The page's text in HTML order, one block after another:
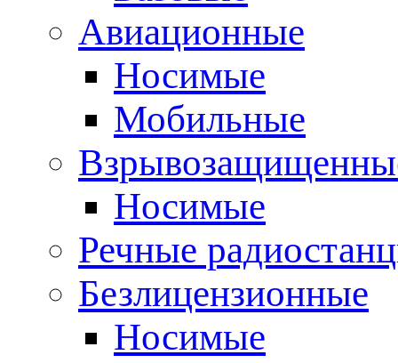
Авиационные
Носимые
Мобильные
Носимые
Речные
Безлицензионные
Носимые